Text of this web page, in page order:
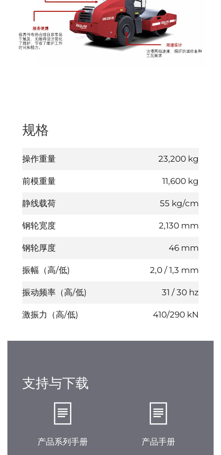
规格
操作重量 23,200 kg
前模重量 11,600 kg
静线载荷 55 kg/cm
钢轮宽度 2,130 mm
钢轮厚度 46 mm
振幅（高/低) 2,0 / 1,3 mm
振动频率（高/低) 31 / 30 hz
激振力（高/低) 410/290 kN
支持与下载
产品系列手册 产品手册